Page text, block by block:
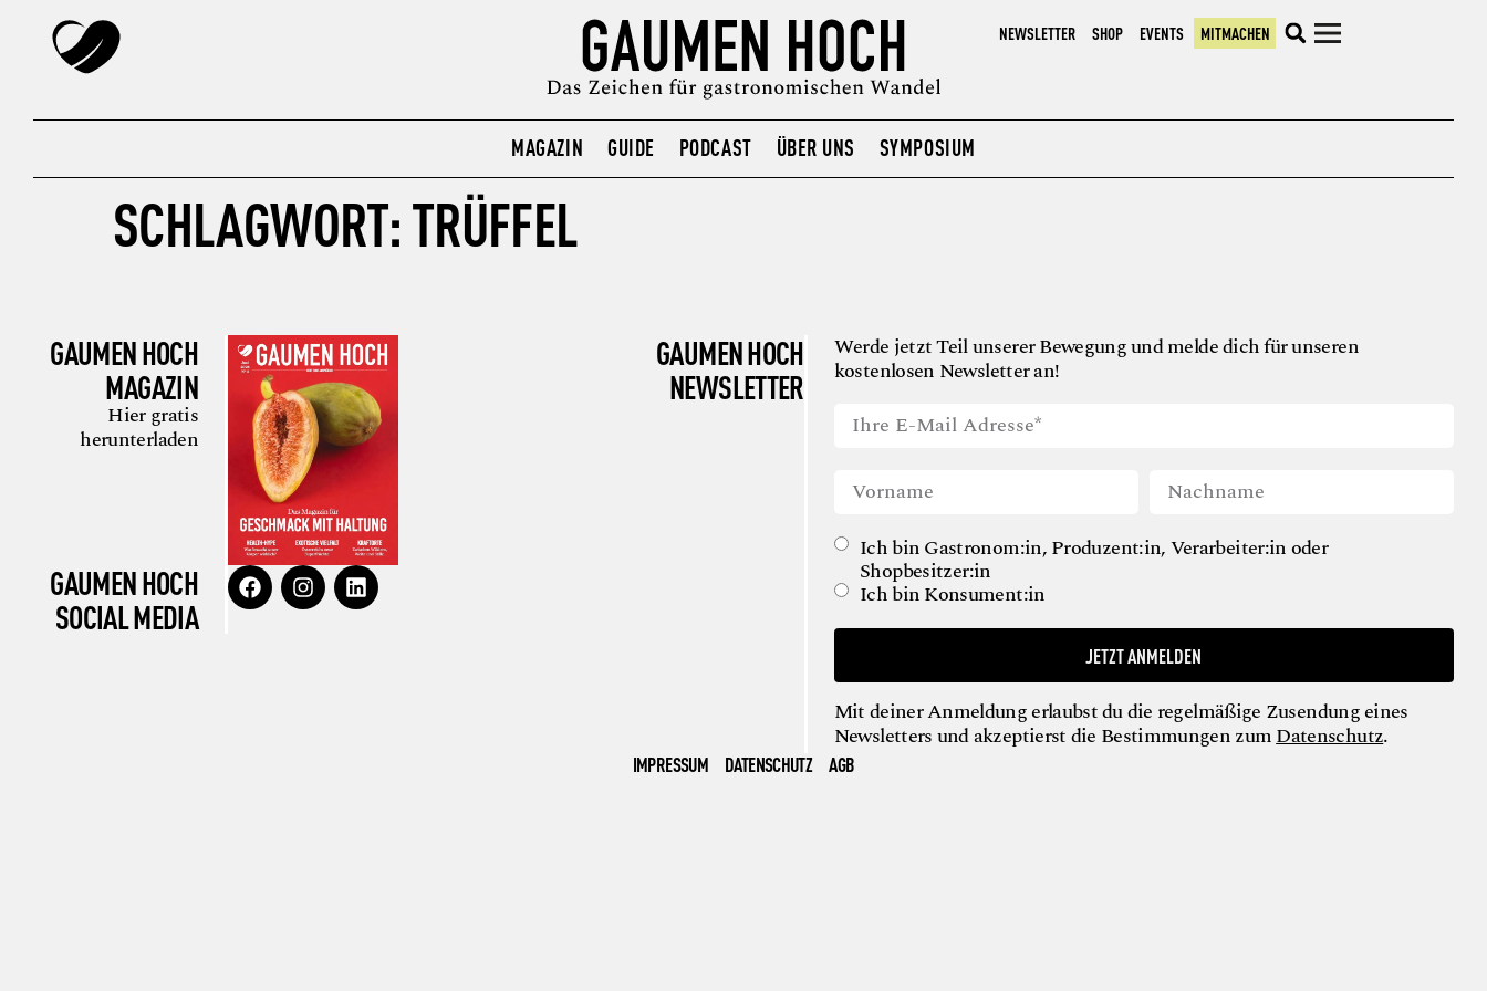
NEWSLETTER SHOP EVENTS MITMACHEN
MAGAZIN GUIDE PODCAST ÜBER UNS SYMPOSIUM
SCHLAGWORT:TRÜFFEL
GAUMEN HOCH
MAGAZIN
Hier gratis
herunterladen
GAUMEN HOCH
SOCIAL MEDIA
GAUMEN HOCH
NEWSLETTER
Werde jetzt Teil unserer Bewegung und melde dich für unseren
kostenlosen Newsletter an!
Ich bin Gastronom:in, Produzent:in, Verarbeiter:in oder
Shopbesitzer:in
Ich bin Konsument:in
JETZT ANMELDEN
Mit deiner Anmeldung erlaubst du die regelmäßige Zusendung eines
Newsletters und akzeptierst die Bestimmungen zumDatenschutz.
IMPRESSUM DATENSCHUTZ AGB